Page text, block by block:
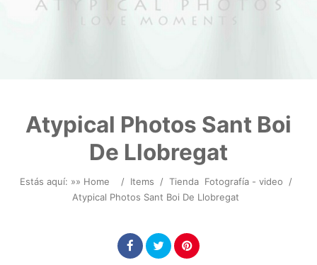
Atypical Photos Sant Boi
De Llobregat
Estás aquí: »» Home / Items / Tienda Fotografía - video /
Atypical Photos Sant Boi De Llobregat